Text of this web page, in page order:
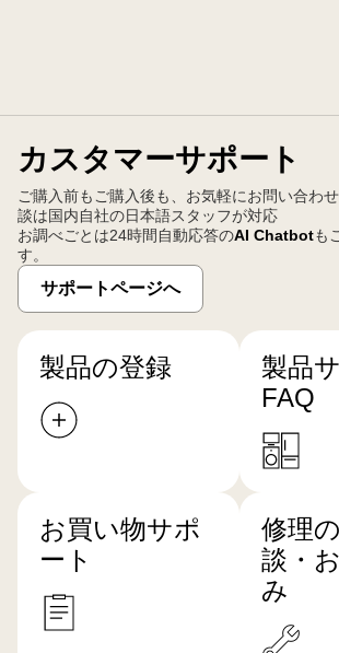
カスタマーサポート
ご購入前もご購入後も、お気軽にお問い合わ
談は国内自社の日本語スタッフが対応
お調べごとは24時間自動応答のAI Chatbotも
す。
サポートページへ
製品の登録
製品
FAQ
お買い物サポ
ート
修理
談・
み